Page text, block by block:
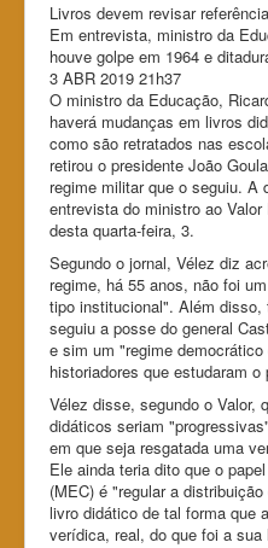
Livros devem revisar
Em entrevista, ministro da
houve golpe em 1964 e
3 ABR 2019 21h37
O ministro da Educação,
haverá mudanças em livros
como são retratados nas
retirou o presidente João
regime militar que o seguiu. A
entrevista do ministro ao
desta quarta-feira, 3.
Segundo o jornal, Vélez diz
regime, há 55 anos, não foi
tipo institucional". Além disso,
seguiu a posse do general
e sim um "regime
historiadores que estudaram o
Vélez disse, segundo o Valor,
didáticos seriam
em que seja resgatada uma
Ele ainda teria dito que o
(MEC) é "regular a
livro didático de tal forma que
verídica, real, do que foi a sua